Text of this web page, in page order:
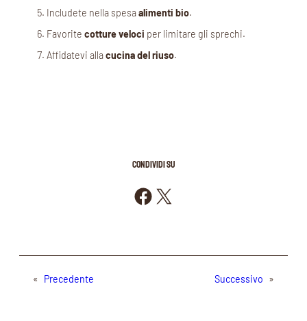
Includete nella spesaalimenti bio.
Favorite cotture veloci per limitare gli sprechi.
Affidatevi allacucina del riuso.
CONDIVIDI SU
Condividi su Facebook
Condividi su X
« Precedente Successivo »